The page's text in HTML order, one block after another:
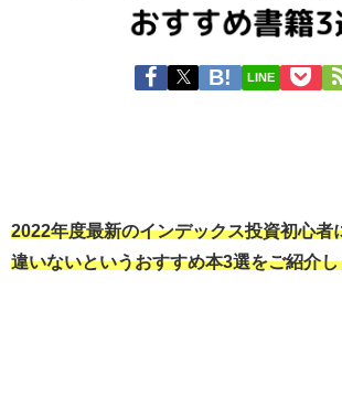
LINE
2022年度最新のインデックス投資初心者
違いないというおすすめ本3選をご紹介